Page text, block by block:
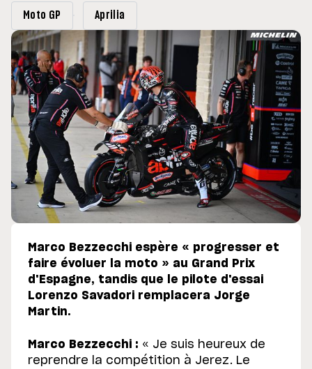
du GP de Grande-
Moto GP Aprilia
Marco Bezzecchi espère « progresser et
faire évoluer la moto » au Grand Prix
d'Espagne, tandis que le pilote d'essai
Lorenzo Savadori remplacera Jorge
Martin.
Marco Bezzecchi : « Je suis heureux de
reprendre la compétition à Jerez. Le